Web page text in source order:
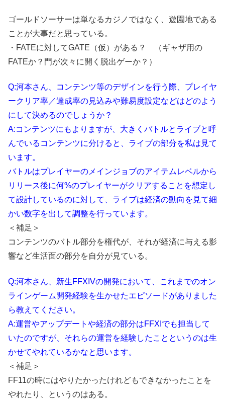
ゴールドソーサーは単なるカジノではなく、遊園地である
ことが大事だと思っている。
・FATEに対してGATE（仮）がある？ （ギャザ用の
FATEか？門が次々に開く脱出ゲーか？）
Q:河本さん、コンテンツ等のデザインを行う際、プレイヤ
ークリア率／達成率の見込みや難易度設定などはどのよう
にして決めるのでしょうか？
A:コンテンツにもよりますが、大きくバトルとライブと呼
んでいるコンテンツに分けると、ライブの部分を私は見て
います。
バトルはプレイヤーのメインジョブのアイテムレベルから
リリース後に何%のプレイヤーがクリアすることを想定し
て設計しているのに対して、ライブは経済の動向を見て細
かい数字を出して調整を行っています。
＜補足＞
コンテンツのバトル部分を権代が、それが経済に与える影
響など生活面の部分を自分が見ている。
Q:河本さん、新生FFXIVの開発において、これまでのオン
ラインゲーム開発経験を生かせたエピソードがありました
ら教えてください。
A:運営やアップデートや経済の部分はFFXIでも担当して
いたのですが、それらの運営を経験したことというのは生
かせてやれているかなと思います。
＜補足＞
FF11の時にはやりたかったけれどもできなかったことを
やれたり、というのはある。